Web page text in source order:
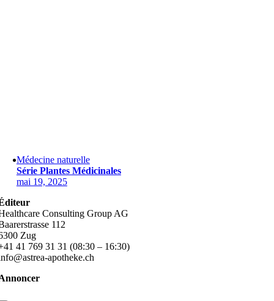
Médecine naturelle
Série Plantes Médicinales
mai 19, 2025
Consulting Group AG
112
Zug
41 769 31 31 (08:30 – 16:30)
apotheke.ch